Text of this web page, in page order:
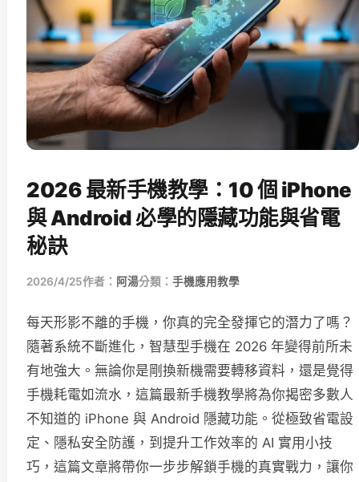
2026 最新手機教學：10 個 iPhone
與 Android 必學的隱藏功能與省電
秘訣
2026/4/25作者： 阿湯分類： 手機應用教學
每天形影不離的手機，你真的完全發揮它的潛力了嗎？
隨著系統不斷進化，智慧型手機在 2026 年變得前所未
有地強大。無論你是剛換新機需要轉移資料，還是覺得
手機耗電如流水，這篇最新手機教學將為你揭密多數人
不知道的 iPhone 與 Android 隱藏功能。從極致省電設
定、隱私安全防護，到提升工作效率的 AI 實用小技
巧，這篇文章將帶你一步步解鎖手機的真實戰力，讓你